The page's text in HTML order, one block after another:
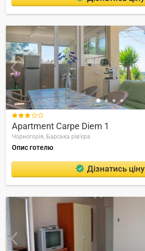

Apartment Carpe Diem 1
Чорногорія, Барська рів'єра
Опис готелю
Дізнатись ціну